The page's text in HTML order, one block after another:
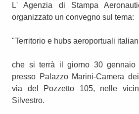
L' Agenzia di Stampa
organizzato un convegno sul tema:
"Territorio e hubs aeroportuali
che si terrà il giorno 30
presso Palazzo Marini-Camera
via del Pozzetto 105, nelle
Silvestro.